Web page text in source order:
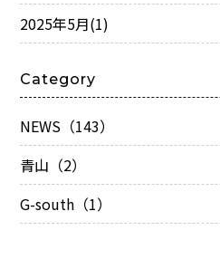
2025年5月(1)
Category
NEWS（143）
青山（2）
G-south（1）